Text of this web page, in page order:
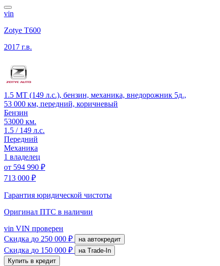
vin
Zotye T600
2017 г.в.
1.5 MT (149 л.с.), бензин, механика, внедорожник 5д.,
53 000 км, передний, коричневый
Бензин
53000 км.
1.5 / 149 л.с.
Передний
Механика
1 владелец
от 594 990 ₽
713 000 ₽
Гарантия юридической чистоты
Оригинал ПТС в наличии
vin VIN проверен
Скидка до 250 000 ₽ на автокредит
Скидка до 150 000 ₽
на Trade-In
Купить в кредит